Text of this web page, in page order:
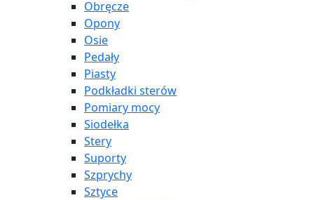
Obręcze
Opony
Osie
Pedały
Piasty
Podkładki sterów
Pomiary mocy
Siodełka
Stery
Suporty
Szprychy
Sztyce